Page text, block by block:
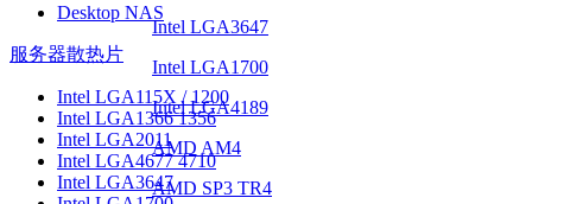
Intel LGA3647
Intel LGA1700
Intel LGA4189
AMD AM4
AMD SP3 TR4
Desktop NAS
服务器散热片
Intel LGA115X / 1200
Intel LGA1366 1356
Intel LGA2011
Intel LGA4677 4710
Intel LGA3647